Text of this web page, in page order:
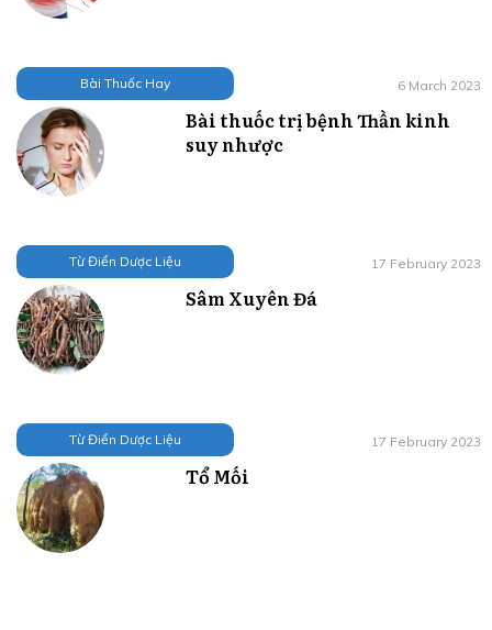
Bài Thuốc Hay 6 March 2023
Bài thuốc trị bệnh Thần kinh
suy nhược
Từ Điển Dược Liệu 17 February 2023
Sâm Xuyên Đá
Từ Điển Dược Liệu 17 February 2023
Tổ Mối